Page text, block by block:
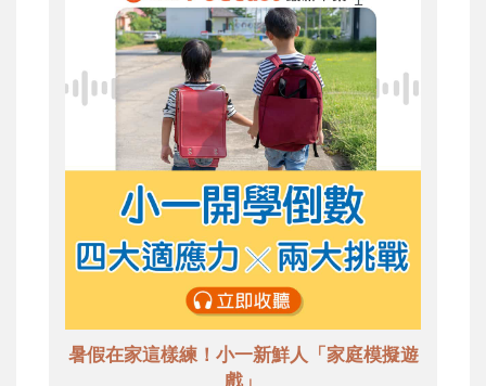
暑假在家這樣練！小一新鮮人「家庭模擬遊
戲」